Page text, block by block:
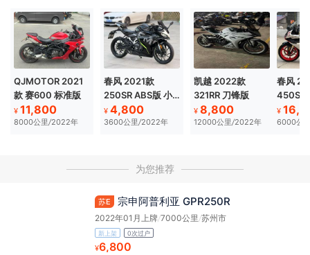
QJMOTOR 2021
款 赛600 标准版
¥ 11,800
8000公里/2022年
春风 2021款
250SR ABS版 小
改款
¥ 4,800
3600公里/2022年
凯越 2022款
321RR 刀锋版
¥ 8,800
12000公里/2022年
春风
450SR
¥
6000公
为您推荐
苏E 宗申阿普利亚 GPR250R
2022年01月上牌/7000公里/苏州市
新上架 0次过户
¥6,800